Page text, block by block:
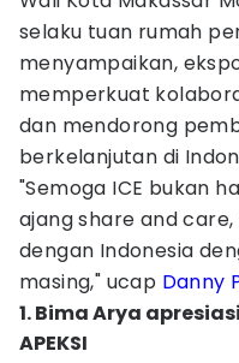
selaku tuan rumah
menyampaikan,
memperkuat
dan mendorong
berkelanjutan di
"Semoga ICE bukan
ajang share and
dengan Indonesia
masing," ucap Danny
1. Bima Arya
APEKSI